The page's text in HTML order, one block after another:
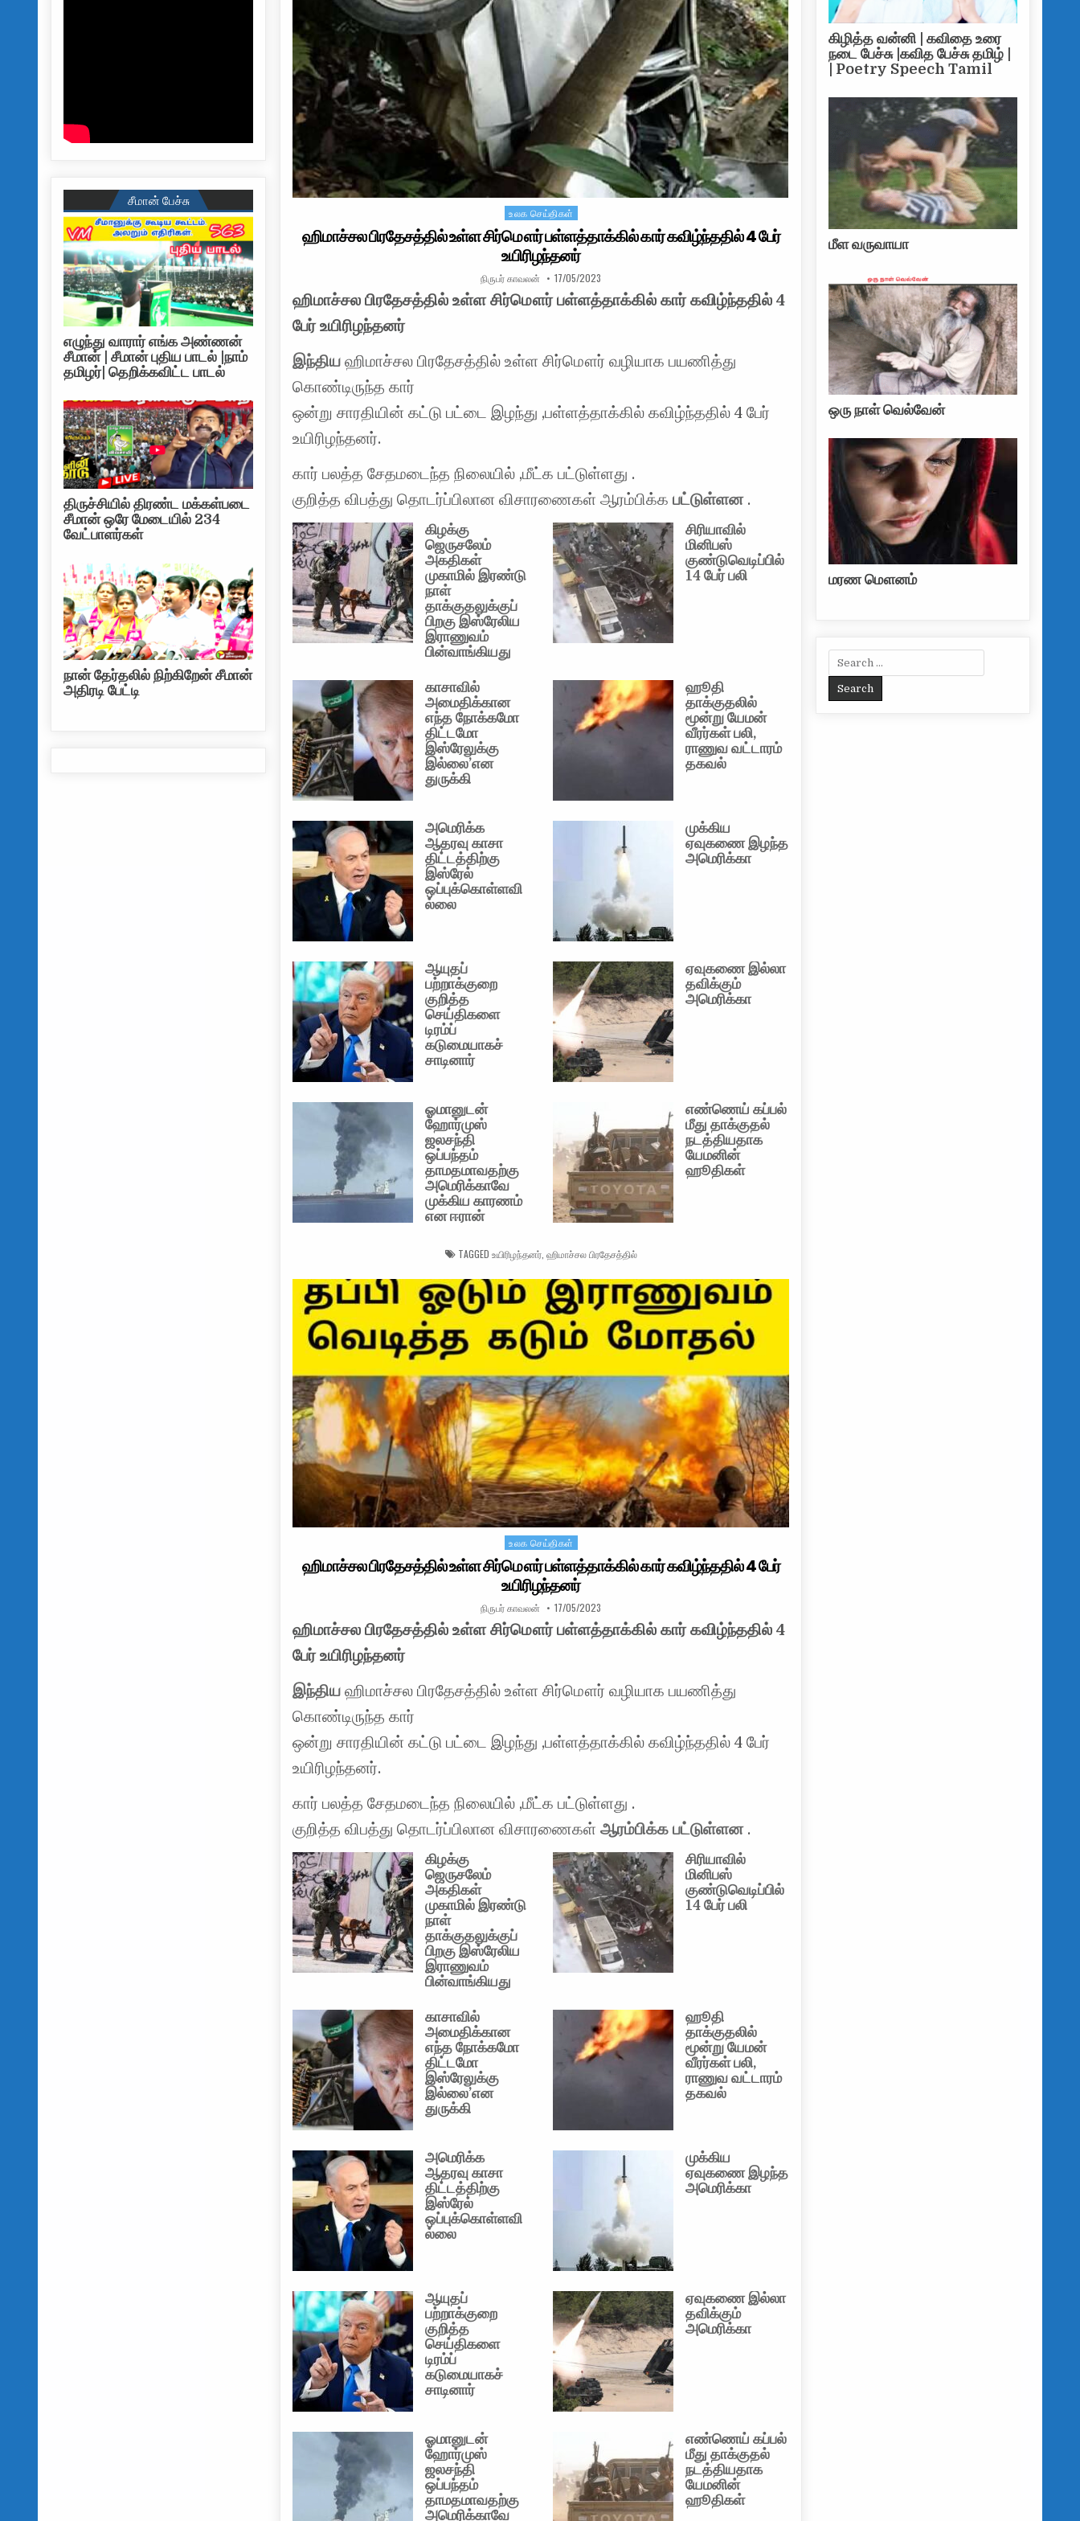
Posted in
உலக செய்திகள்
ஹிமாச்சல பிரதேசத்தில் உள்ள சிர்மௌர் பள்ளத்தாக்கில் கார் கவிழ்ந்ததில் 4 பேர்
உயிரிழந்தனர்
AUTHOR:
நிருபர் காவலன் PUBLISHED DATE:
17/05/2023
ஹிமாச்சல பிரதேசத்தில் உள்ள சிர்மௌர் பள்ளத்தாக்கில் கார் கவிழ்ந்ததில் 4
பேர் உயிரிழந்தனர்
இந்திய ஹிமாச்சல பிரதேசத்தில் உள்ள சிர்மௌர் வழியாக பயணித்து
கொண்டிருந்த கார்
ஒன்று சாரதியின் கட்டு பட்டை இழந்து ,பள்ளத்தாக்கில் கவிழ்ந்ததில் 4 பேர்
உயிரிழந்தனர்.
கார் பலத்த சேதமடைந்த நிலையில் ,மீட்க பட்டுள்ளது .
குறித்த விபத்து தொடர்ப்பிலான விசாரணைகள் ஆரம்பிக்கபட்டுள்ளன .
கிழக்கு
ஜெருசலேம்
அகதிகள்
முகாமில் இரண்டு
நாள்
தாக்குதலுக்குப்
பிறகு இஸ்ரேலிய
இராணுவம்
பின்வாங்கியது
சிரியாவில்
மினிபஸ்
குண்டுவெடிப்பில்
14 பேர் பலி
காசாவில்
அமைதிக்கான
எந்த நோக்கமோ
திட்டமோ
இஸ்ரேலுக்கு
இல்லை’என
துருக்கி
ஹூதி
தாக்குதலில்
மூன்று யேமன்
வீரர்கள் பலி,
ராணுவ வட்டாரம்
தகவல்
அமெரிக்க
ஆதரவு காசா
திட்டத்திற்கு
இஸ்ரேல்
ஒப்புக்கொள்ளவி
ல்லை
முக்கிய
ஏவுகணை இழந்த
அமெரிக்கா
ஆயுதப்
பற்றாக்குறை
குறித்த
செய்திகளை
டிரம்ப்
கடுமையாகச்
சாடினார்
ஏவுகணை இல்லா
தவிக்கும்
அமெரிக்கா
ஓமானுடன்
ஹோர்முஸ்
ஜலசந்தி
ஒப்பந்தம்
தாமதமாவதற்கு
அமெரிக்காவே
முக்கிய காரணம்
என ஈரான்
எண்ணெய் கப்பல்
மீது தாக்குதல்
நடத்தியதாக
யேமனின்
ஹூதிகள்
TAGGED உயிரிழந்தனர், ஹிமாச்சல பிரதேசத்தில்
Posted in
உலக செய்திகள்
ஹிமாச்சல பிரதேசத்தில் உள்ள சிர்மௌர் பள்ளத்தாக்கில் கார் கவிழ்ந்ததில் 4 பேர்
உயிரிழந்தனர்
AUTHOR:
நிருபர் காவலன் PUBLISHED DATE:
17/05/2023
ஹிமாச்சல பிரதேசத்தில் உள்ள சிர்மௌர் பள்ளத்தாக்கில் கார் கவிழ்ந்ததில் 4
பேர் உயிரிழந்தனர்
இந்திய ஹிமாச்சல பிரதேசத்தில் உள்ள சிர்மௌர் வழியாக பயணித்து
கொண்டிருந்த கார்
ஒன்று சாரதியின் கட்டு பட்டை இழந்து ,பள்ளத்தாக்கில் கவிழ்ந்ததில் 4 பேர்
உயிரிழந்தனர்.
கார் பலத்த சேதமடைந்த நிலையில் ,மீட்க பட்டுள்ளது .
குறித்த விபத்து தொடர்ப்பிலான விசாரணைகள்ஆரம்பிக்க பட்டுள்ளன.
கிழக்கு
ஜெருசலேம்
அகதிகள்
முகாமில் இரண்டு
நாள்
தாக்குதலுக்குப்
பிறகு இஸ்ரேலிய
இராணுவம்
பின்வாங்கியது
சிரியாவில்
மினிபஸ்
குண்டுவெடிப்பில்
14 பேர் பலி
காசாவில்
அமைதிக்கான
எந்த நோக்கமோ
திட்டமோ
இஸ்ரேலுக்கு
இல்லை’என
துருக்கி
ஹூதி
தாக்குதலில்
மூன்று யேமன்
வீரர்கள் பலி,
ராணுவ வட்டாரம்
தகவல்
அமெரிக்க
ஆதரவு காசா
திட்டத்திற்கு
இஸ்ரேல்
ஒப்புக்கொள்ளவி
ல்லை
முக்கிய
ஏவுகணை இழந்த
அமெரிக்கா
ஆயுதப்
பற்றாக்குறை
குறித்த
செய்திகளை
டிரம்ப்
கடுமையாகச்
சாடினார்
ஏவுகணை இல்லா
தவிக்கும்
அமெரிக்கா
ஓமானுடன்
ஹோர்முஸ்
ஜலசந்தி
ஒப்பந்தம்
தாமதமாவதற்கு
அமெரிக்காவே
எண்ணெய் கப்பல்
மீது தாக்குதல்
நடத்தியதாக
யேமனின்
ஹூதிகள்
சீமான் பேச்சு
எழுந்து வாரார் எங்க அண்ணன்
சீமான் | சீமான் புதிய பாடல் |நாம்
தமிழர்| தெறிக்கவிட்ட பாடல்
திருச்சியில் திரண்ட மக்கள்படை
சீமான் ஒரே மேடையில் 234
வேட்பாளர்கள்
நான் தேர்தலில் நிற்கிறேன் சீமான்
அதிரடி பேட்டி
கிழித்த வன்னி | கவிதை உரை
நடை பேச்சு |கவித பேச்சு தமிழ் |
| Poetry Speech Tamil
மீள வருவாயா
ஒரு நாள் வெல்வேன்
மரண மௌனம்
Search for: